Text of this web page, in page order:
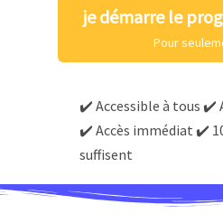
je démarre le
Pour
✔️ Accessible à tous ✔️
✔️ Accès immédiat ✔️
suffisent